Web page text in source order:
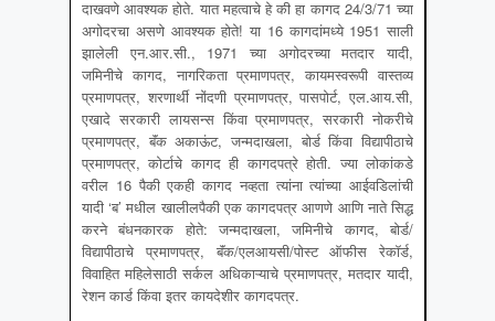
दाखवणे आवश्यक होते. यात महत्वाचे हे की हा कागद 24/3/71 च्या
अगोदरचा असणे आवश्यक होते! या 16 कागदांमध्ये 1951 साली
झालेली एन.आर.सी., 1971 च्या अगोदरच्या मतदार यादी,
जमिनीचे कागद, नागरिकता प्रमाणपत्र, कायमस्वरूपी वास्तव्य
प्रमाणपत्र, शरणार्थी नोंदणी प्रमाणपत्र, पासपोर्ट, एल.आय.सी,
एखादे सरकारी लायसन्स किंवा प्रमाणपत्र, सरकारी नोकरीचे
प्रमाणपत्र, बॅंक अकाऊंट, जन्मदाखला, बोर्ड किंवा विद्यापीठाचे
प्रमाणपत्र, कोर्टाचे कागद ही कागदपत्रे होती. ज्या लोकांकडे
वरील 16 पैकी एकही कागद नव्हता त्यांना त्यांच्या आईवडिलांची
यादी ‘ब’ मधील खालीलपैकी एक कागदपत्र आणणे आणि नाते सिद्ध
करने बंधनकारक होते: जन्मदाखला, जमिनीचे कागद, बोर्ड/
विद्यापीठाचे प्रमाणपत्र, बॅंक/एलआयसी/पोस्ट ऑफीस रेकॉर्ड,
विवाहित महिलेसाठी सर्कल अधिकाऱ्याचे प्रमाणपत्र, मतदार यादी,
रेशन कार्ड किंवा इतर कायदेशीर कागदपत्र.